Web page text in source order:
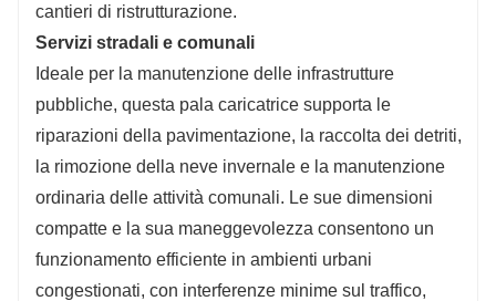
cantieri di ristrutturazione.
Servizi stradali e comunali
Ideale per la manutenzione delle infrastrutture
pubbliche, questa pala caricatrice supporta le
riparazioni della pavimentazione, la raccolta dei detriti,
la rimozione della neve invernale e la manutenzione
ordinaria delle attività comunali. Le sue dimensioni
compatte e la sua maneggevolezza consentono un
funzionamento efficiente in ambienti urbani
congestionati, con interferenze minime sul traffico,